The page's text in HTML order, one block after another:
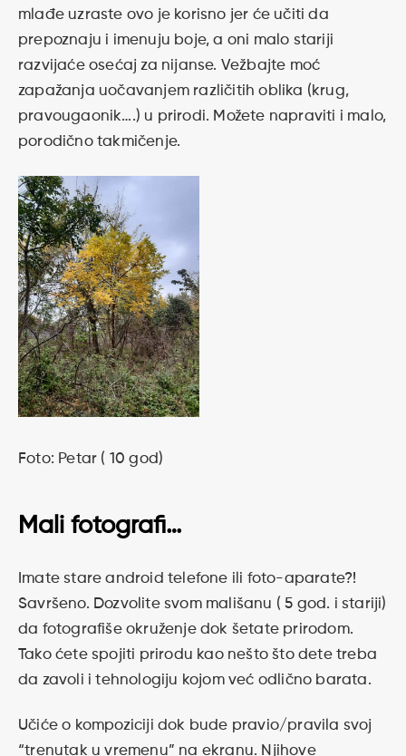
mlađe uzraste ovo je korisno jer će učiti da
prepoznaju i imenuju boje, a oni malo stariji
razvijaće osećaj za nijanse. Vežbajte moć
zapažanja uočavanjem različitih oblika (krug,
pravougaonik….) u prirodi. Možete napraviti i malo,
porodično takmičenje.
Foto: Petar ( 10 god)
Mali fotografi…
Imate stare android telefone ili foto-aparate?!
Savršeno. Dozvolite svom mališanu ( 5 god. i stariji)
da fotografiše okruženje dok šetate prirodom.
Tako ćete spojiti prirodu kao nešto što dete treba
da zavoli i tehnologiju kojom već odlično barata.
Učiće o kompoziciji dok bude pravio/pravila svoj
“trenutak u vremenu” na ekranu. Njihove